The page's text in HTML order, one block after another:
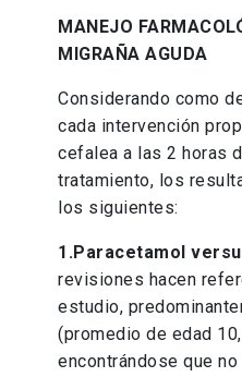
MANEJO
MIGRAÑA AGUDA
Considerando como
cada intervención
cefalea a las 2 horas
tratamiento, los
los siguientes:
1.Paracetamol
revisiones hacen
estudio,
(promedio de edad
encontrándose que